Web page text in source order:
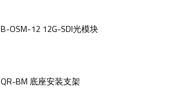
B-OSM-12 12G-SDI光模块
QR-BM 底座安装支架